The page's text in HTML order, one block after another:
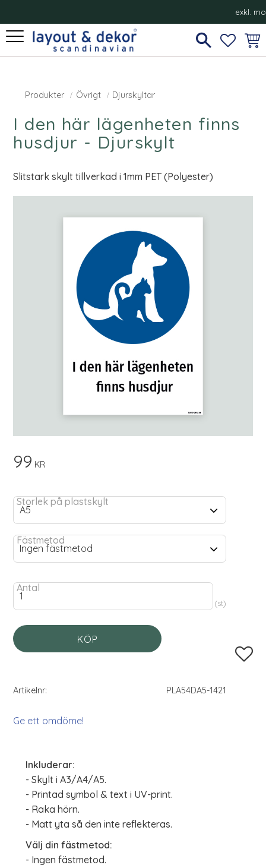
Meny
exkl.
Produkter Övrigt Djurskyltar
I den här lägenheten finns
husdjur - Djurskylt
Slitstark skylt tillverkad i 1mm PET (Polyester)
99 KR
Storlek på plastskylt
Fästmetod
Antal
st
KÖP
Lägg
Artikelnr PLA54DA5-1421
Ge ett omdöme!
Inkluderar:
- Skylt i A3/A4/A5.
- Printad symbol & text i UV-print.
- Raka hörn.
- Matt yta så den inte reflekteras.
Välj din fästmetod:
- Ingen fästmetod.